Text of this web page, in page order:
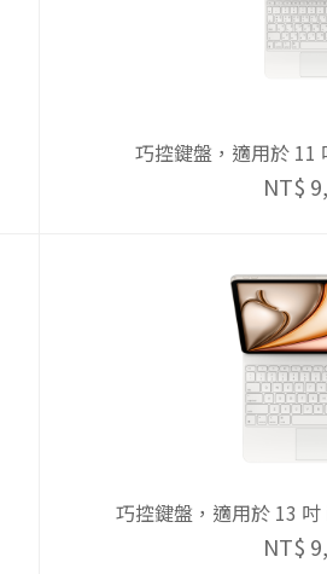
巧控鍵盤，適用於 11
NT$
巧控鍵盤，適用於 13
NT$